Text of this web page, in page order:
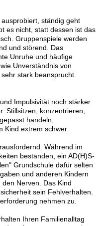
ständig geht
es nicht, statt dessen ist das
Gruppenspiele werden
und störend. Das
Unruhe und häufige
Unverständnis von
stark beansprucht.
Impulsivität noch stärker
Stillsitzen, konzentrieren,
handeln,
Kind extrem schwer.
Während im
bestanden, ein AD(H)S-
Grundschule dafür selten
und anderen Kindern
Nerven. Das Kind
sein Fehlverhalten.
nehmen zu.
Ihren Familienalltag